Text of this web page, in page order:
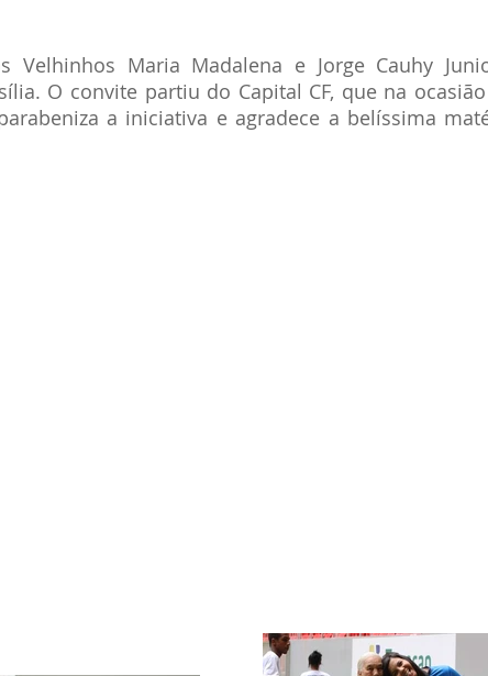
Maria Madalena e Jorge Cauhy
O convite partiu do Capital CF, que na
a iniciativa e agradece a belíssima